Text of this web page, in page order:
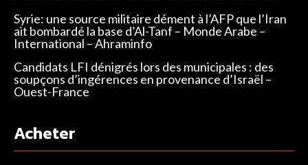
Syrie: une source militaire dément à l’AFP que l’Iran
ait bombardé la base d’Al-Tanf – Monde Arabe –
International – Ahraminfo
Candidats LFI dénigrés lors des municipales : des
soupçons d’ingérences en provenance d’Israël –
Ouest-France
Acheter